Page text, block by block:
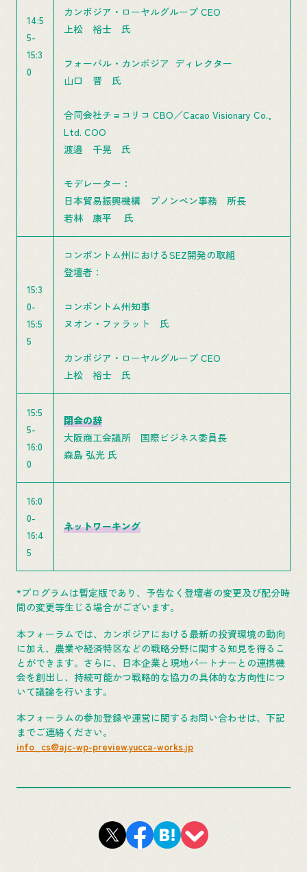
14:5
5-
15:3
0
カンボジア・ローヤルグループ CEO
上松 裕士 氏
フォーバル・カンボジア ディレクター
山口 晋 氏
合同会社チョコリコ CBO／Cacao Visionary Co.,
Ltd. COO
渡邉 千晃 氏
モデレーター：
日本貿易振興機構 プノンペン事務 所長
若林 康平 氏
15:3
0-
15:5
5
コンポントム州におけるSEZ開発の取組
登壇者：
コンポントム州知事
ヌオン・ファラット 氏
カンボジア・ローヤルグループ CEO
上松 裕士 氏
15:5
5-
16:0
0
閉会の辞
大阪商工会議所 国際ビジネス委員長
森島 弘光 氏
16:0
0-
16:4
5
ネットワーキング
*プログラムは暫定版であり、予告なく登壇者の変更及び配分時
間の変更等生じる場合がございます。
本フォーラムでは、カンボジアにおける最新の投資環境の動向
に加え、農業や経済特区などの戦略分野に関する知見を得るこ
とができます。さらに、日本企業と現地パートナーとの連携機
会を創出し、持続可能かつ戦略的な協力の具体的な方向性につ
いて議論を行います。
本フォーラムの参加登録や運営に関するお問い合わせは、下記
までご連絡ください。
info_cs@ajc-wp-preview.yucca-works.jp